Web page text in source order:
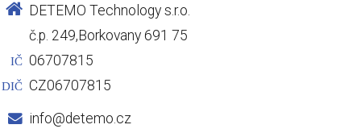
DETEMO Technology s.r.o.
č.p. 249,Borkovany 691 75
IČ 06707815
DIČ CZ06707815
info@detemo.cz